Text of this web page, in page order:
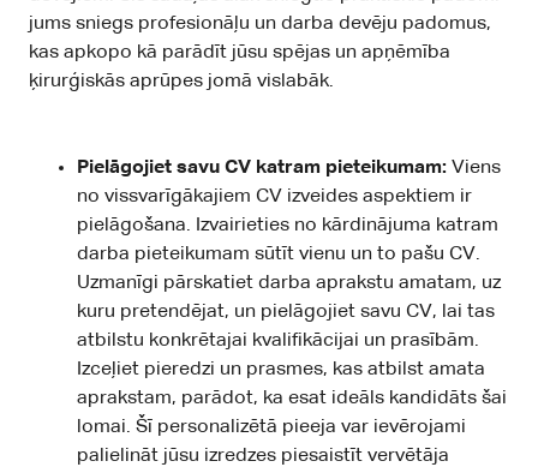
jums sniegs profesionāļu un darba devēju padomus,
kas apkopo kā parādīt jūsu spējas un apņēmība
ķirurģiskās aprūpes jomā vislabāk.
Pielāgojiet savu CV katram pieteikumam: Viens
no vissvarīgākajiem CV izveides aspektiem ir
pielāgošana. Izvairieties no kārdinājuma katram
darba pieteikumam sūtīt vienu un to pašu CV.
Uzmanīgi pārskatiet darba aprakstu amatam, uz
kuru pretendējat, un pielāgojiet savu CV, lai tas
atbilstu konkrētajai kvalifikācijai un prasībām.
Izceļiet pieredzi un prasmes, kas atbilst amata
aprakstam, parādot, ka esat ideāls kandidāts šai
lomai. Šī personalizētā pieeja var ievērojami
palielināt jūsu izredzes piesaistīt vervētāja